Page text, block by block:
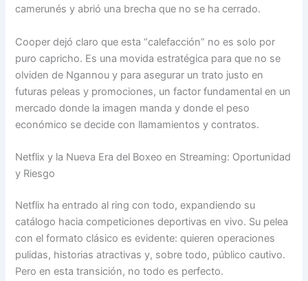
camerunés y abrió una brecha que no se ha cerrado.
Cooper dejó claro que esta “calefacción” no es solo por
puro capricho. Es una movida estratégica para que no se
olviden de Ngannou y para asegurar un trato justo en
futuras peleas y promociones, un factor fundamental en un
mercado donde la imagen manda y donde el peso
económico se decide con llamamientos y contratos.
Netflix y la Nueva Era del Boxeo en Streaming: Oportunidad
y Riesgo
Netflix ha entrado al ring con todo, expandiendo su
catálogo hacia competiciones deportivas en vivo. Su pelea
con el formato clásico es evidente: quieren operaciones
pulidas, historias atractivas y, sobre todo, público cautivo.
Pero en esta transición, no todo es perfecto.